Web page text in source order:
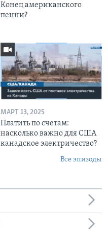
Конец американского
пенни?
МАРТ 13, 2025
Платить по счетам:
насколько важно для США
канадское электричество?
Все эпизоды